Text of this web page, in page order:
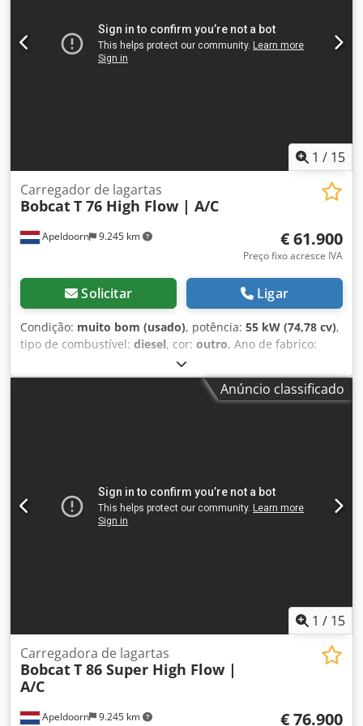
Suspensão do braço - Esteiras de borracha - Alto fluxo -
Engate rápido hidráulico Cjdpfx Ajxn S N Rjqverf - Giroflex -
Duas velocidades = Observações = Trem de Força Nível
1 / 15
Apeldoorn 9.245 km
Carregador de lagartas
BobcatT 76 High Flow | A/C
€ 61.900
Preço fixo acresce IVA
Solicitar Ligar
Condição: muito bom (usado), potência: 55 kW (74,78 cv),
tipo de combustível: diesel, cor: outro, Ano de fabrico:
, horas de funcionamento:
condicionado, Informações técnicas Número de cilindros:
4 Cilindrada do motor: 2.400 cc Direção: rígida Marca do
Esteiras de borracha - Alto fluxo - Engate rápido hidráulico
- Iluminação LED - Giroflex - Duas velocidades Cjdpfow U
Itajx Aqvorf = Observações = Trem de força Nível: Estágio V
Anúncio classificado
1 / 15
Apeldoorn 9.245 km
Carregadora de lagartas
BobcatT 86 Super High Flow |
A/C
€ 76.900